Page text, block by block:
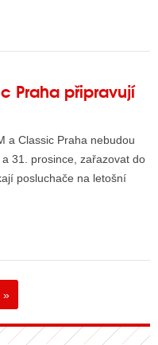
Praha připravují
a Classic Praha nebudou
31. prosince, zařazovat do
posluchače na letošní
»